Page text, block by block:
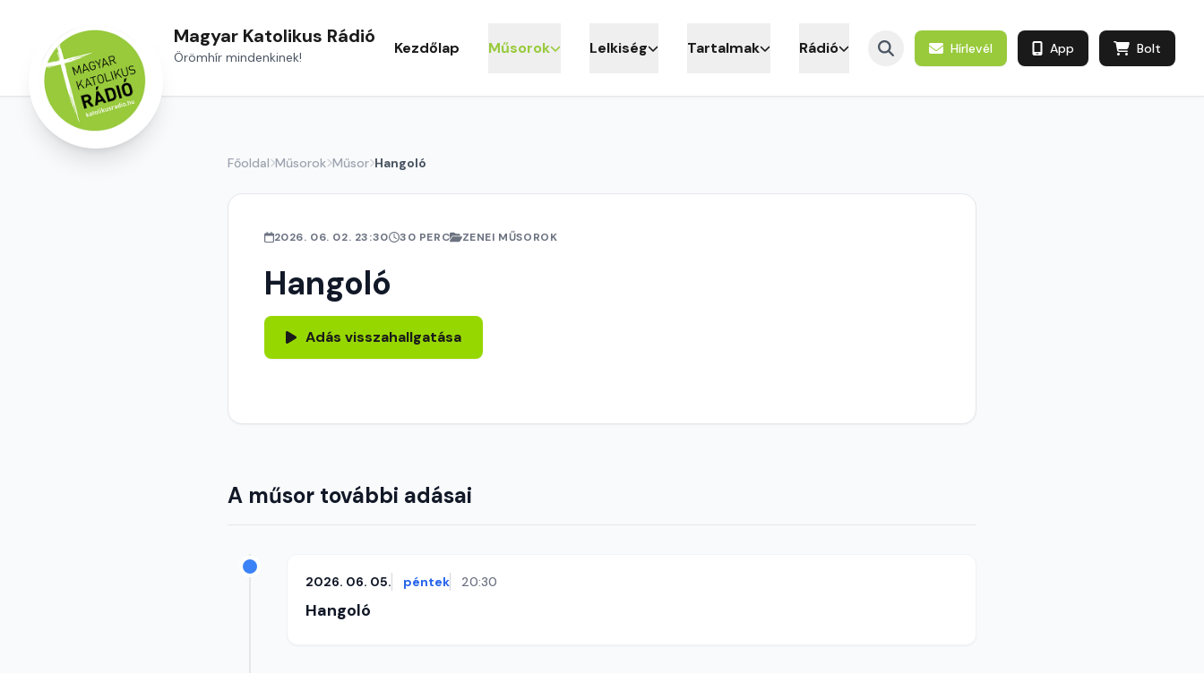
Magyar Katolikus Rádió
Örömhír mindenkinek! Kezdőlap Műsorok Lelkiség Tartalmak Rádió Hírlevél App Bolt
Főoldal Műsorok Műsor Hangoló
2026. 06. 02. 23:30 30 PERC ZENEI MŰSOROK
Hangoló
Adás visszahallgatása
A műsor további adásai
2026. 06. 05. péntek 20:30
Hangoló